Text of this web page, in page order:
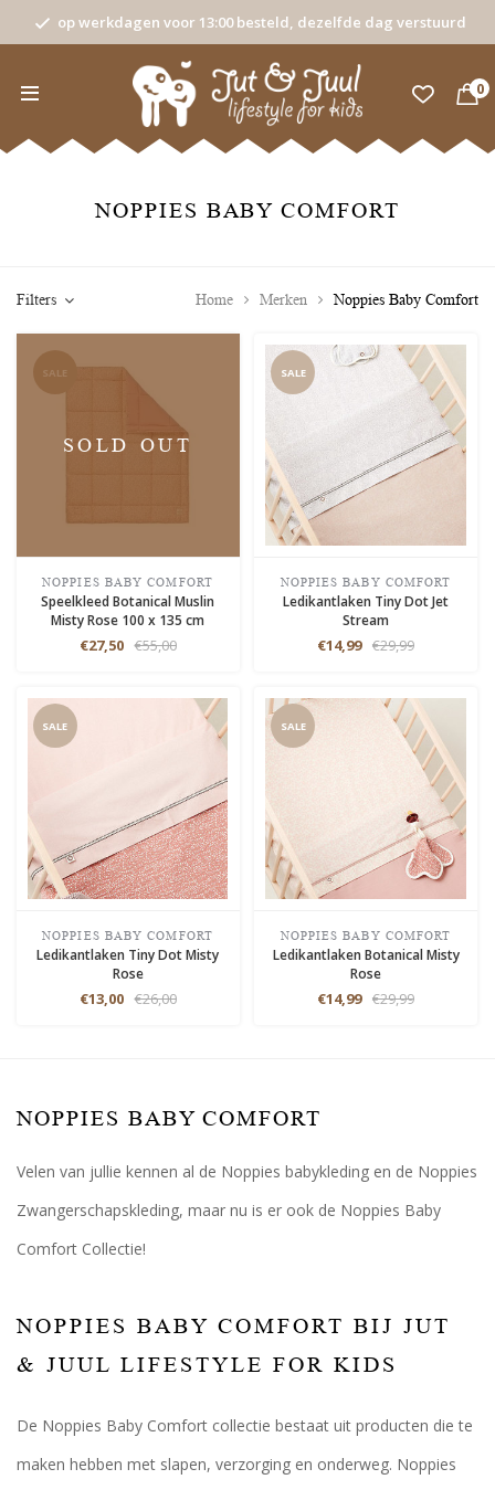
op werkdagen voor 13:00 besteld, dezelfde dag verstuurd
0
NOPPIES BABY COMFORT
Filters Home Merken Noppies Baby Comfort
SALE
SOLD OUT
NOPPIES BABY COMFORT
Speelkleed Botanical Muslin
Misty Rose 100 x 135 cm
€27,50 €55,00
SALE
NOPPIES BABY COMFORT
Ledikantlaken Tiny Dot Jet
Stream
€14,99 €29,99
SALE
NOPPIES BABY COMFORT
Ledikantlaken Tiny Dot Misty
Rose
€13,00 €26,00
SALE
NOPPIES BABY COMFORT
Ledikantlaken Botanical Misty
Rose
€14,99 €29,99
NOPPIES BABY COMFORT
Velen van jullie kennen al de Noppies babykleding en de Noppies
Zwangerschapskleding, maar nu is er ook de Noppies Baby
Comfort Collectie!
NOPPIES BABY COMFORT BIJ JUT
& JUUL LIFESTYLE FOR KIDS
De Noppies Baby Comfort collectie bestaat uit producten die te
maken hebben met slapen, verzorging en onderweg. Noppies